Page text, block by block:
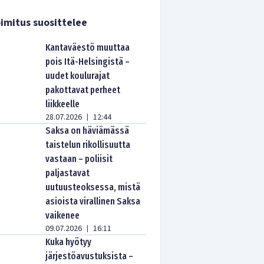
suosittelee
Kantaväestö muuttaa
pois Itä-Helsingistä –
uudet koulurajat
pakottavat perheet
liikkeelle
28.07.2026 | 12:44
Saksa on häviämässä
taistelun rikollisuutta
vastaan – poliisit
paljastavat
uutuusteoksessa, mistä
asioista virallinen Saksa
vaikenee
09.07.2026 | 16:11
Kuka hyötyy
järjestöavustuksista –